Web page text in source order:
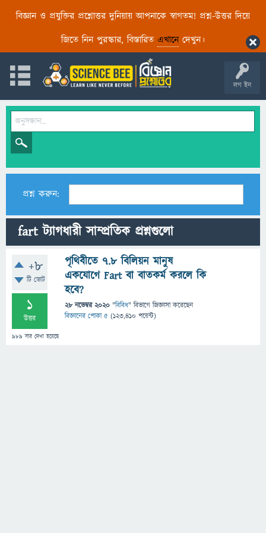
বিজ্ঞান ও প্রযুক্তির প্রশ্নোত্তর দুনিয়ায় আপনাকে স্বাগতম! প্রশ্ন-উত্তর দিয়ে
জিতে নিন পুরস্কার, বিস্তারিত এখানেদেখুন।
লগ ইন
প্রশ্ন করুন:
fart ট্যাগধারী সাম্প্রতিক প্রশ্নগুলো
+8
টি ভোট
1
উত্তর
989 বার দেখা হয়েছে
পৃথিবীতে ৭.৮ বিলিয়ন মানুষ
একযোগে Fart বা বাতকর্ম করলে কি
হবে?
28 নভেম্বর 2020 "বিবিধ" বিভাগে জিজ্ঞাসাকরেছেন
বিজ্ঞানের পোকা ৫ (123,410 পয়েন্ট)